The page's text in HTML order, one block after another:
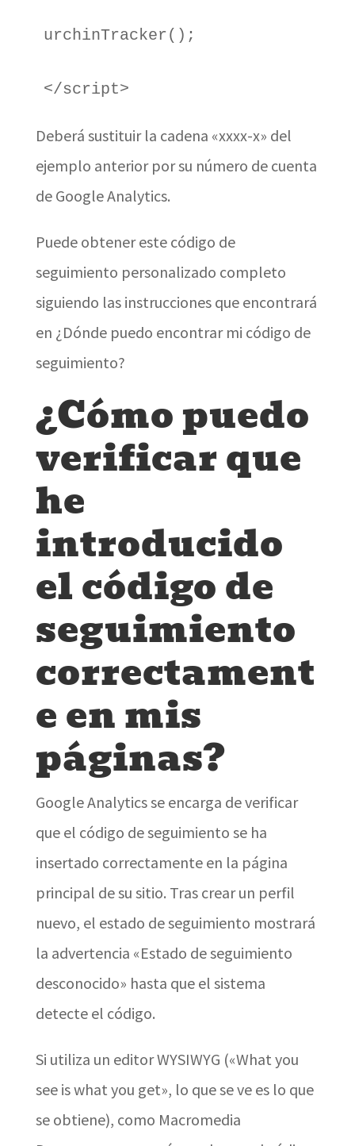
urchinTracker();
</script>
Deberá sustituir la cadena «xxxx-x» del
ejemplo anterior por su número de cuenta
de Google Analytics.
Puede obtener este código de
seguimiento personalizado completo
siguiendo las instrucciones que encontrará
en ¿Dónde puedo encontrar mi código de
seguimiento?
¿Cómo puedo
verificar que
he
introducido
el código de
seguimiento
correctament
e en mis
páginas?
Google Analytics se encarga de verificar
que el código de seguimiento se ha
insertado correctamente en la página
principal de su sitio. Tras crear un perfil
nuevo, el estado de seguimiento mostrará
la advertencia «Estado de seguimiento
desconocido» hasta que el sistema
detecte el código.
Si utiliza un editor WYSIWYG («What you
see is what you get», lo que se ve es lo que
se obtiene), como Macromedia